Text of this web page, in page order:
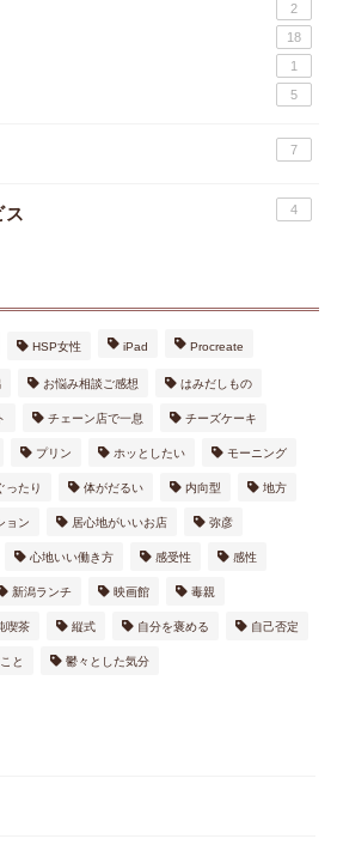
2
18
1
5
7
ス 4
HSP女性 iPad Procreate
お悩み相談ご感想 はみだしもの
チェーン店で一息 チーズケーキ
プリン ホッとしたい モーニング
ったり 体がだるい 内向型 地方
ョン 居心地がいいお店 弥彦
心地いい働き方 感受性 感性
新潟ランチ 映画館 毒親
喫茶 縦式 自分を褒める 自己否定
と 鬱々とした気分